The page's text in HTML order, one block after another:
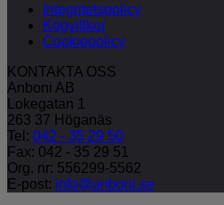
Integritetspolicy
Köpvillkor
Cookiepolicy
KONTAKTA OSS
Anboni AB
Lokegatan 1
263 37 Höganäs
Tel: 042 - 35 29 50
Fax: 042 - 35 29 51
Org. nr: 556299-5562
E-post: info@anboni.se